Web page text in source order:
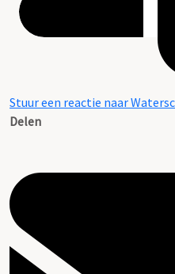
Stuur een reactie naar
Delen